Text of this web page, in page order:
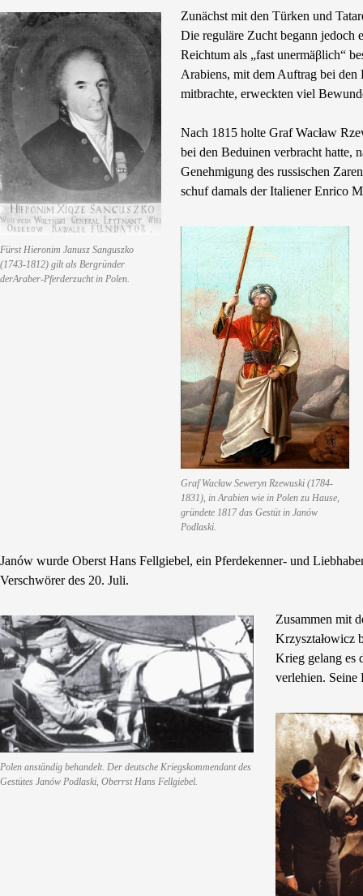
Fürst Hieronim Janusz Sanguszko
(1743-1812) gilt als Bergründer
derAraber-Pferderzucht in Polen.
Zunächst mit den Türken und
Die reguläre Zucht begann jedoch
Reichtum als „fast unermäβlich“
Arabiens, mit dem Auftrag bei
mitbrachte, erweckten viel
Nach 1815 holte Graf Wacław
bei den Beduinen verbracht hatte,
Genehmigung des russischen
schuf damals der Italiener Enrico
Graf Wacław Seweryn Rzewuski (1784-
1831), in Arabien wie in Polen zu Hause,
gründete 1817 das Gestüt in Janów
Podlaski.
Janów wurde Oberst Hans Fellgiebel, ein Pferdekenner- und
Verschwörer des 20. Juli.
Polen anständig behandelt. Der deutsche Kriegskommendant des
Gestütes Janów Podlaski, Oberrst Hans Fellgiebel.
Zusammen mit
Krzyształowicz
Krieg gelang es
verlehien. Seine